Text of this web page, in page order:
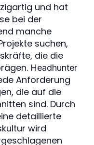
und hat
bei der
manche
suchen,
die die
Headhunter
Anforderung
die auf die
sind. Durch
detaillierte
wird